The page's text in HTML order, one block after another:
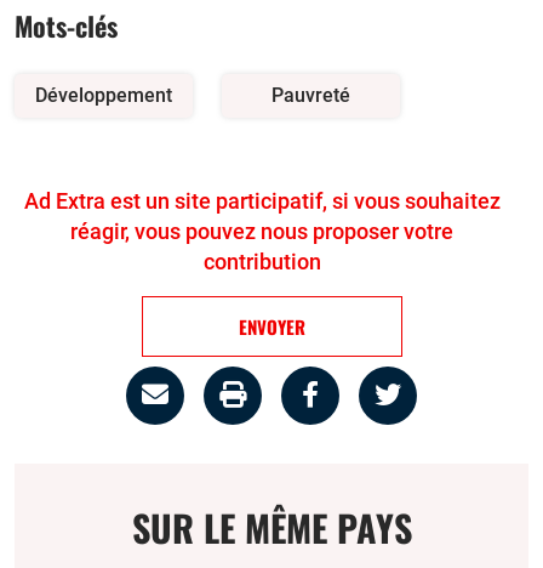
Mots-clés
Développement Pauvreté
Ad Extra est un site participatif, si vous souhaitez
réagir, vous pouvez nous proposer votre
contribution
ENVOYER
Partage
par
ImprimerPartager
sur
Partager
SUR LE MÊME PAYS